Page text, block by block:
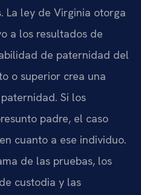
La ley de Virginia otorga
a los resultados de
de paternidad del
o superior crea una
Si los
padre, el caso
cuanto a ese individuo.
de las pruebas, los
custodia y las